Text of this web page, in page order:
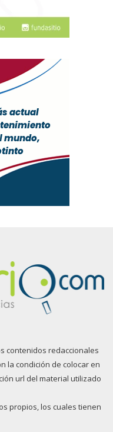
contenidos redaccionales
la condición de colocar en
url del material utilizado
propios, los cuales tienen